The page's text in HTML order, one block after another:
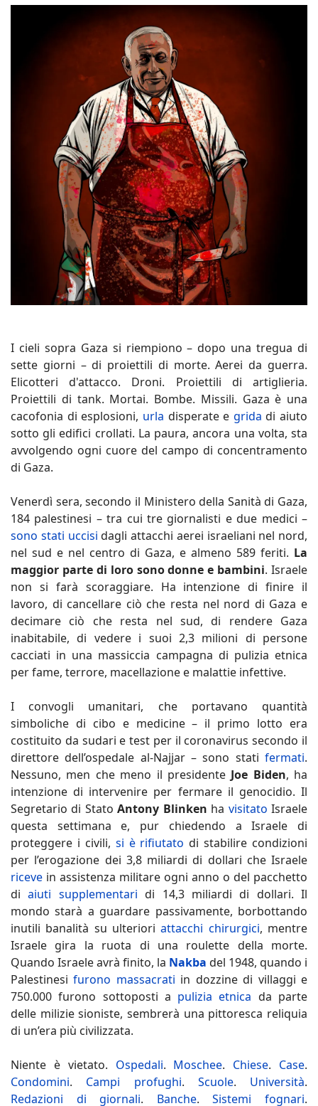
I cieli sopra Gaza si riempiono – dopo una tregua di
sette giorni – di proiettili di morte. Aerei da guerra.
Elicotteri d'attacco. Droni. Proiettili di artiglieria.
Proiettili di tank. Mortai. Bombe. Missili. Gaza è una
cacofonia di esplosioni, urla disperate e gridadi aiuto
sotto gli edifici crollati. La paura, ancora una volta, sta
avvolgendo ogni cuore del campo di concentramento
di Gaza.
Venerdì sera, secondo il Ministero della Sanità di Gaza,
184 palestinesi – tra cui tre giornalisti e due medici –
sono stati uccisi dagli attacchi aerei israeliani nel nord,
nel sud e nel centro di Gaza, e almeno 589 feriti. La
maggior parte di loro sono donne e bambini. Israele
non si farà scoraggiare. Ha intenzione di finire il
lavoro, di cancellare ciò che resta nel nord di Gaza e
decimare ciò che resta nel sud, di rendere Gaza
inabitabile, di vedere i suoi 2,3 milioni di persone
cacciati in una massiccia campagna di pulizia etnica
per fame, terrore, macellazione e malattie infettive.
I convogli umanitari, che portavano quantità
simboliche di cibo e medicine – il primo lotto era
costituito da sudari e test per il coronavirus secondo il
direttore dell’ospedale al-Najjar – sono stati fermati.
Nessuno, men che meno il presidente Joe Biden, ha
intenzione di intervenire per fermare il genocidio. Il
Segretario di StatoAntony Blinken ha visitato Israele
questa settimana e, pur chiedendo a Israele di
proteggere i civili, si è rifiutato di stabilire condizioni
per l’erogazione dei 3,8 miliardi di dollari che Israele
riceve in assistenza militare ogni anno o del pacchetto
diaiuti supplementari di 14,3 miliardi di dollari. Il
mondo starà a guardare passivamente, borbottando
inutili banalità su ulterioriattacchi chirurgici, mentre
Israele gira la ruota di una roulette della morte.
Quando Israele avrà finito, la Nakba del 1948, quando i
Palestinesifurono massacrati in dozzine di villaggi e
750.000 furono sottoposti a pulizia etnica da parte
delle milizie sioniste, sembrerà una pittoresca reliquia
di un’era più civilizzata.
Niente è vietato. Ospedali. Moschee. Chiese. Case.
Condomini. Campi profughi. Scuole. Università.
Redazioni di giornali. Banche.Sistemi fognari.